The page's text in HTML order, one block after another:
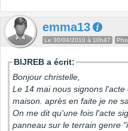
emma13
Le 30/04/2010 à 10h47
BIJREB a écrit:
Bonjour christelle,
Le 14 mai nous signons
maison. après en faite je ne
On me dit qu'une fois l'acte
panneau sur le terrain genre